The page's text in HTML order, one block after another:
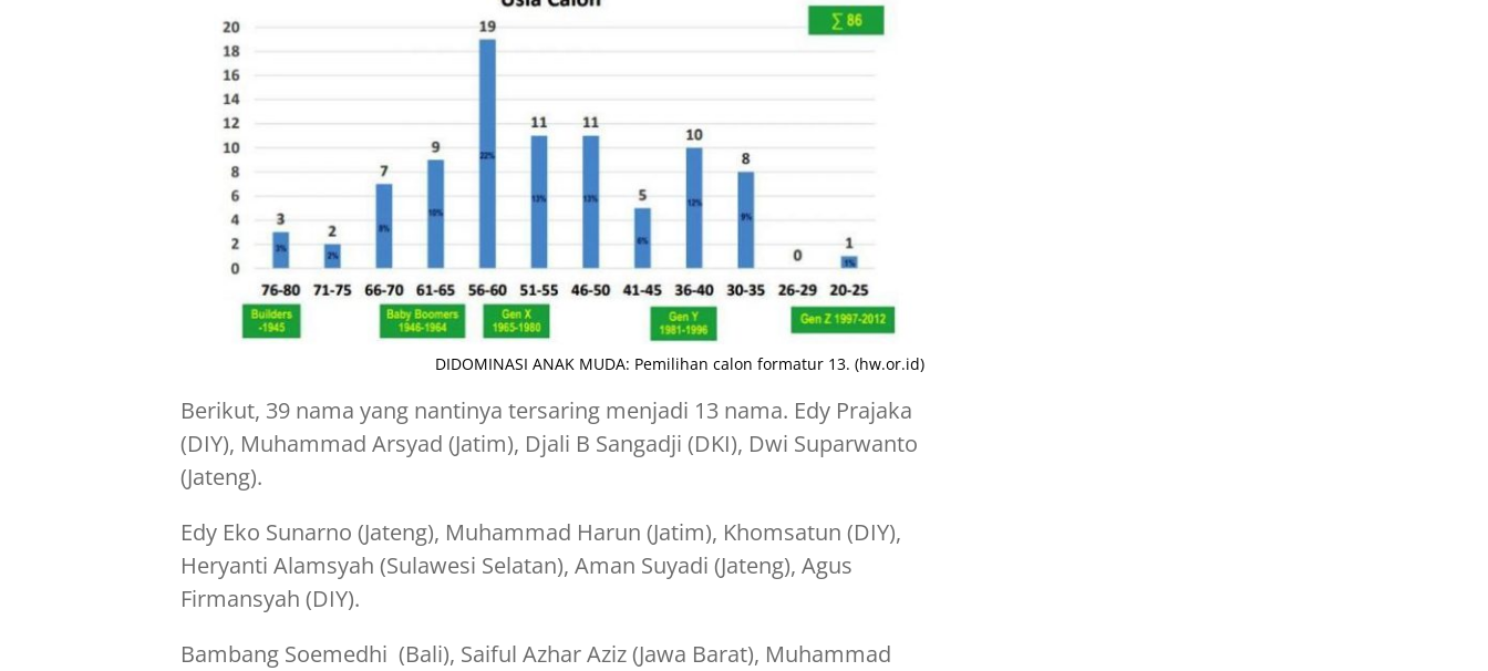
DIDOMINASI ANAK MUDA: Pemilihan calon formatur 13. (hw.or.id)
Berikut, 39 nama yang nantinya tersaring menjadi 13 nama. Edy Prajaka
(DIY), Muhammad Arsyad (Jatim), Djali B Sangadji (DKI), Dwi Suparwanto
(Jateng).
Edy Eko Sunarno (Jateng), Muhammad Harun (Jatim), Khomsatun (DIY),
Heryanti Alamsyah (Sulawesi Selatan), Aman Suyadi (Jateng), Agus
Firmansyah (DIY).
Bambang Soemedhi (Bali), Saiful Azhar Aziz (Jawa Barat), Muhammad